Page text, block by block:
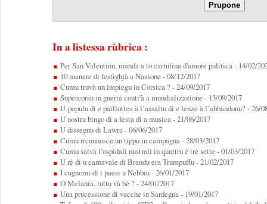
In a listessa rùbrica :
Per San Valentinu, manda a to cartulina d'amore pulitica- 14/02/
10 manere di festighjà a Nazione - 08/12/2017
Cumu truvà un impiegu in Corsica ?- 24/09/2017
Supercorsu in guerra contr'à a mundializazione - 13/09/2017
U populu di e paillottes à l’assaltu di e lenze à l’abbandonu?- 26/
U nostru bingo di a festa di a musica- 21/06/2017
U dissegnu di Lawra- 06/06/2017
Cumu ricunnosce un tippu in campagna- 28/03/2017
Cumu salvà l’ospidali nustrali in quattru è trè sette - 01/03/2017
U rè di u carnavale di Brandu era Trumpuffu- 21/02/2017
I cugnomi di i paesi u Nebbiu- 26/01/2017
O Melania, tuttu và bè ?- 24/01/2017
Una prucessione di vacche in Sardegna- 19/01/2017